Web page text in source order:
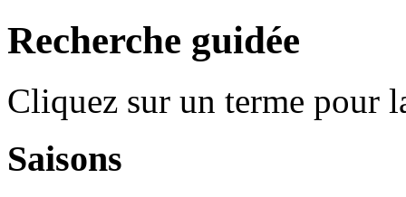
Recherche guidée
Cliquez sur un terme pour
Saisons